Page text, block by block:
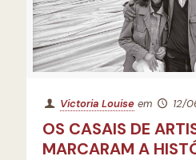
Victoria Louise em 12/
OS CASAIS DE
MARCARAM A